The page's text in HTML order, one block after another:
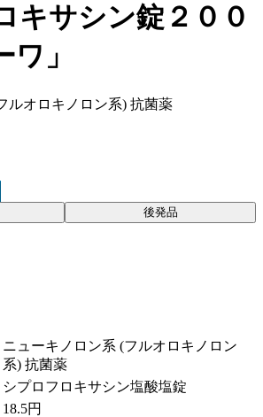
キサシン錠２００
ワ」
ルオロキノロン系) 抗菌薬
後発品
ニューキノロン系 (フルオロキノロン
系) 抗菌薬
シプロフロキサシン塩酸塩錠
18.5円